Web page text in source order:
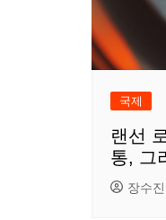
국제
랜선
통, 그
장수